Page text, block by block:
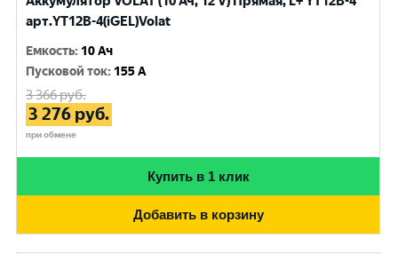
арт.YT12B-4(iGEL)Volat
Емкость: 10 Ач
Пусковой ток: 155 A
3 366руб.
3 276 руб.
при обмене
Купить в 1 клик
Добавить в корзину